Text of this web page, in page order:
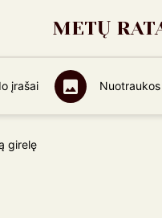
METŲ
įrašai Nuotraukos
girelę